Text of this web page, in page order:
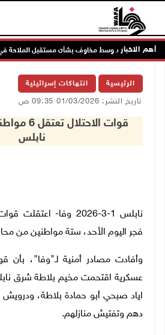
أهم الاخبار
الصعود وسط مخاوف بشأن مستقبل الملاحة في
الرئيسية انتهاكات إسرائيلية
تاريخ النشر: 01/03/2026 09:35 ص
قوات
نابلس
نابلس 1-3-2026 وفا-
فجر اليوم الأحد، ستة مواطنين من
وأفادت مصادر أمنية لـ"وفا"، بأن
عسكرية اقتحمت مخيم بلاطة شرق
اياد صبحي أبو حمادة بلاطة،
دهم وتفتيش منازلهم.